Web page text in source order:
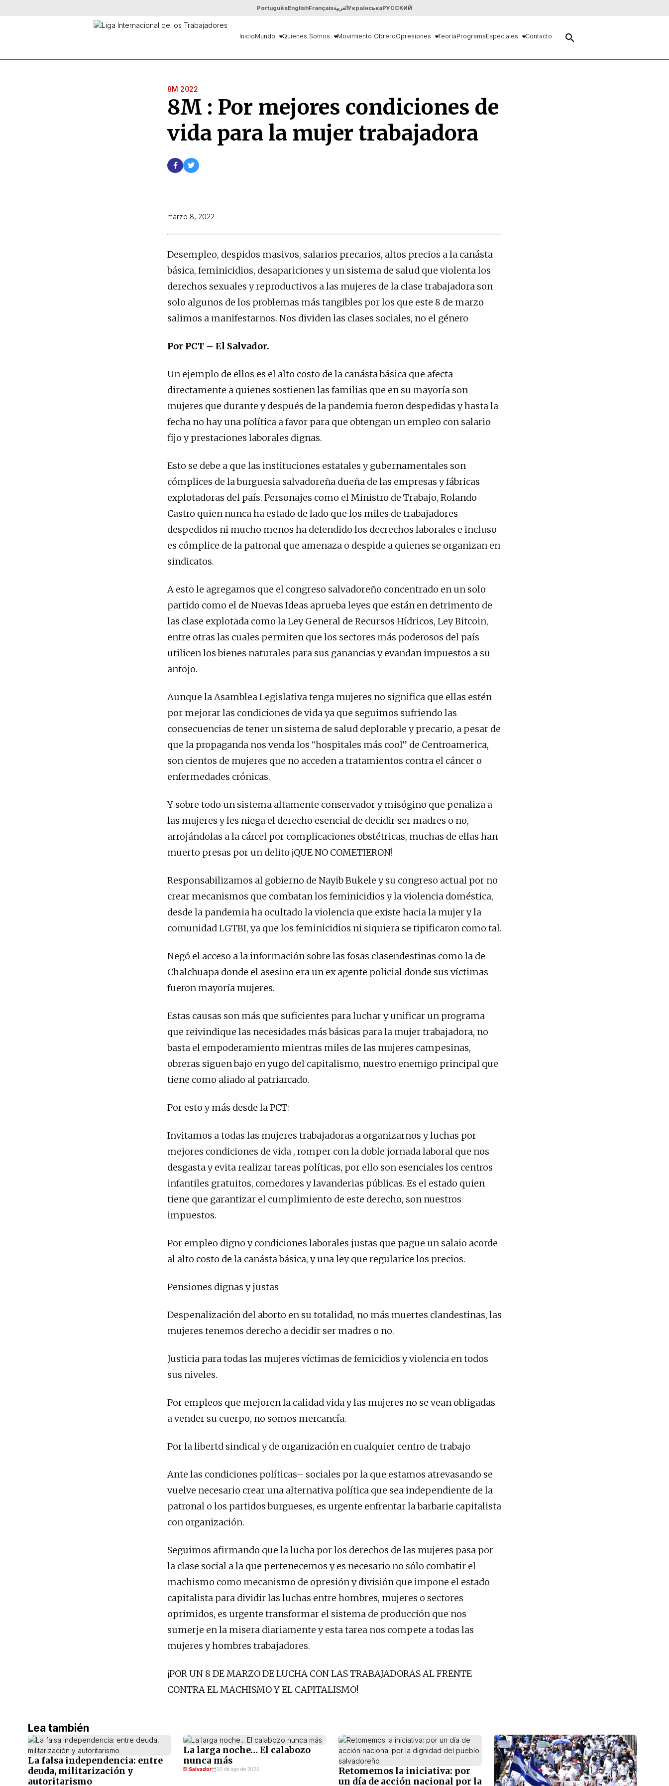
PortuguêsEnglishFrançaisالعربيةУкраїнськаРУССКИЙ
InicioMundo Quienes Somos Movimiento ObreroOpresiones TeoríaProgramaEspeciales Contacto search
8M 2022
8M : Por mejores condiciones de
vida para la mujer trabajadora
marzo 8, 2022
Desempleo, despidos masivos, salarios precarios, altos precios a la canásta
básica, feminicidios, desapariciones y un sistema de salud que violenta los
derechos sexuales y reproductivos a las mujeres de la clase trabajadora son
solo algunos de los problemas más tangibles por los que este 8 de marzo
salimos a manifestarnos. Nos dividen las clases sociales, no el género
Por PCT – El Salvador.
Un ejemplo de ellos es el alto costo de la canásta básica que afecta
directamente a quienes sostienen las familias que en su mayoría son
mujeres que durante y después de la pandemia fueron despedidas y hasta la
fecha no hay una política a favor para que obtengan un empleo con salario
fijo y prestaciones laborales dignas.
Esto se debe a que las instituciones estatales y gubernamentales son
cómplices de la burguesia salvadoreña dueña de las empresas y fábricas
explotadoras del país. Personajes como el Ministro de Trabajo, Rolando
Castro quien nunca ha estado de lado que los miles de trabajadores
despedidos ni mucho menos ha defendido los decrechos laborales e incluso
es cómplice de la patronal que amenaza o despide a quienes se organizan en
sindicatos.
A esto le agregamos que el congreso salvadoreño concentrado en un solo
partido como el de Nuevas Ideas aprueba leyes que están en detrimento de
las clase explotada como la Ley General de Recursos Hídricos, Ley Bitcoin,
entre otras las cuales permiten que los sectores más poderosos del país
utilicen los bienes naturales para sus ganancias y evandan impuestos a su
antojo.
Aunque la Asamblea Legislativa tenga mujeres no significa que ellas estén
por mejorar las condiciones de vida ya que seguimos sufriendo las
consecuencias de tener un sistema de salud deplorable y precario, a pesar de
que la propaganda nos venda los “hospitales más cool” de Centroamerica,
son cientos de mujeres que no acceden a tratamientos contra el cáncer o
enfermedades crónicas.
Y sobre todo un sistema altamente conservador y misógino que penaliza a
las mujeres y les niega el derecho esencial de decidir ser madres o no,
arrojándolas a la cárcel por complicaciones obstétricas, muchas de ellas han
muerto presas por un delito ¡QUE NO COMETIERON!
Responsabilizamos al gobierno de Nayib Bukele y su congreso actual por no
crear mecanismos que combatan los feminicidios y la violencia doméstica,
desde la pandemia ha ocultado la violencia que existe hacia la mujer y la
comunidad LGTBI, ya que los feminicidios ni siquiera se tipificaron como tal.
Negó el acceso a la información sobre las fosas clasendestinas como la de
Chalchuapa donde el asesino era un ex agente policial donde sus víctimas
fueron mayoría mujeres.
Estas causas son más que suficientes para luchar y unificar un programa
que reivindique las necesidades más básicas para la mujer trabajadora, no
basta el empoderamiento mientras miles de las mujeres campesinas,
obreras siguen bajo en yugo del capitalismo, nuestro enemigo principal que
tiene como aliado al patriarcado.
Por esto y más desde la PCT:
Invitamos a todas las mujeres trabajadoras a organizarnos y luchas por
mejores condiciones de vida , romper con la doble jornada laboral que nos
desgasta y evita realizar tareas políticas, por ello son esenciales los centros
infantiles gratuitos, comedores y lavanderias públicas. Es el estado quien
tiene que garantizar el cumplimiento de este derecho, son nuestros
impuestos.
Por empleo digno y condiciones laborales justas que pague un salaio acorde
al alto costo de la canásta básica, y una ley que regularice los precios.
Pensiones dignas y justas
Despenalización del aborto en su totalidad, no más muertes clandestinas, las
mujeres tenemos derecho a decidir ser madres o no.
Justicia para todas las mujeres víctimas de femicidios y violencia en todos
sus niveles.
Por empleos que mejoren la calidad vida y las mujeres no se vean obligadas
a vender su cuerpo, no somos mercancía.
Por la libertd sindical y de organización en cualquier centro de trabajo
Ante las condiciones políticas– sociales por la que estamos atrevasando se
vuelve necesario crear una alternativa política que sea independiente de la
patronal o los partidos burgueses, es urgente enfrentar la barbarie capitalista
con organización.
Seguimos afirmando que la lucha por los derechos de las mujeres pasa por
la clase social a la que pertenecemos y es necesario no sólo combatir el
machismo como mecanismo de opresión y división que impone el estado
capitalista para dividir las luchas entre hombres, mujeres o sectores
oprimidos, es urgente transformar el sistema de producción que nos
sumerje en la misera diariamente y esta tarea nos compete a todas las
mujeres y hombres trabajadores.
¡POR UN 8 DE MARZO DE LUCHA CON LAS TRABAJADORAS AL FRENTE
CONTRA EL MACHISMO Y EL CAPITALISMO!
Lea también
La falsa independencia: entre
deuda, militarización y
autoritarismo
La larga noche… El calabozo
nunca más
El Salvador 20 de ago de 2025
Retomemos la iniciativa: por
un día de acción nacional por la